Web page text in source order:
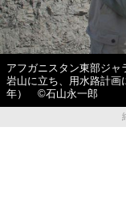
アフガニスタン東部ジャ
岩山に立ち、用水路計画
年） ©石山永一郎